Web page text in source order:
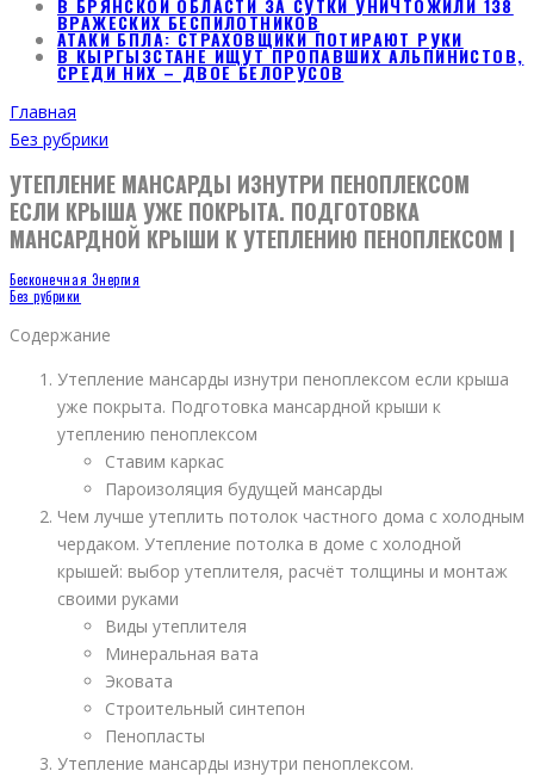
В БРЯНСКОЙ ОБЛАСТИ ЗА СУТКИ УНИЧТОЖИЛИ 138
ВРАЖЕСКИХ БЕСПИЛОТНИКОВ
АТАКИ БПЛА: СТРАХОВЩИКИ ПОТИРАЮТ РУКИ
В КЫРГЫЗСТАНЕ ИЩУТ ПРОПАВШИХ АЛЬПИНИСТОВ,
СРЕДИ НИХ – ДВОЕ БЕЛОРУСОВ
Главная
Без рубрики
УТЕПЛЕНИЕ МАНСАРДЫ ИЗНУТРИ ПЕНОПЛЕКСОМ
ЕСЛИ КРЫША УЖЕ ПОКРЫТА. ПОДГОТОВКА
МАНСАРДНОЙ КРЫШИ К УТЕПЛЕНИЮ ПЕНОПЛЕКСОМ |
Бесконечная Энергия
Без рубрики
Содержание
Утепление мансарды изнутри пеноплексом если крыша
уже покрыта. Подготовка мансардной крыши к
утеплению пеноплексом
Ставим каркас
Пароизоляция будущей мансарды
Чем лучше утеплить потолок частного дома с холодным
чердаком. Утепление потолка в доме с холодной
крышей: выбор утеплителя, расчёт толщины и монтаж
своими руками
Виды утеплителя
Минеральная вата
Эковата
Строительный синтепон
Пенопласты
Утепление мансарды изнутри пеноплексом.